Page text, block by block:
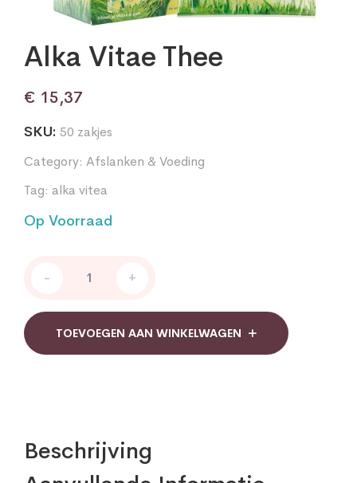
Alka Vitae Thee
€ 15,37
SKU: 50 zakjes
Category: Afslanken & Voeding
Tag: alka vitea
Op Voorraad
Vitae
quantity
- +
TOEVOEGEN AAN WINKELWAGEN
Beschrijving